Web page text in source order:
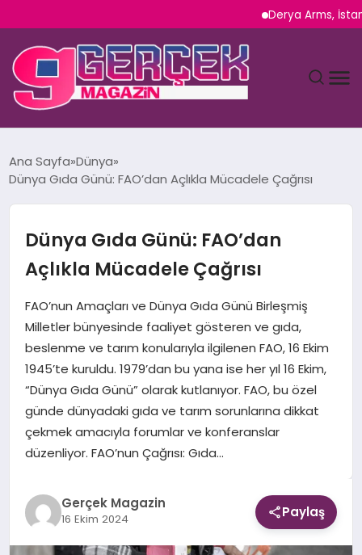
Derya Arms, İstanbul
YAŞAM
SPOR
TEKNOLOJI
EKONOMI
DÜNYA
Ana Sayfa Dünya
Dünya Gıda Günü: FAO’dan Açlıkla Mücadele Çağrısı
Dünya Gıda Günü: FAO’dan
Açlıkla Mücadele Çağrısı
FAO’nun Amaçları ve Dünya Gıda Günü Birleşmiş
Milletler bünyesinde faaliyet gösteren ve gıda,
beslenme ve tarım konularıyla ilgilenen FAO, 16 Ekim
1945’te kuruldu. 1979’dan bu yana ise her yıl 16 Ekim,
“Dünya Gıda Günü” olarak kutlanıyor. FAO, bu özel
günde dünyadaki gıda ve tarım sorunlarına dikkat
çekmek amacıyla forumlar ve konferanslar
düzenliyor. FAO’nun Çağrısı: Gıda…
Gerçek Magazin
16 Ekim 2024 Paylaş